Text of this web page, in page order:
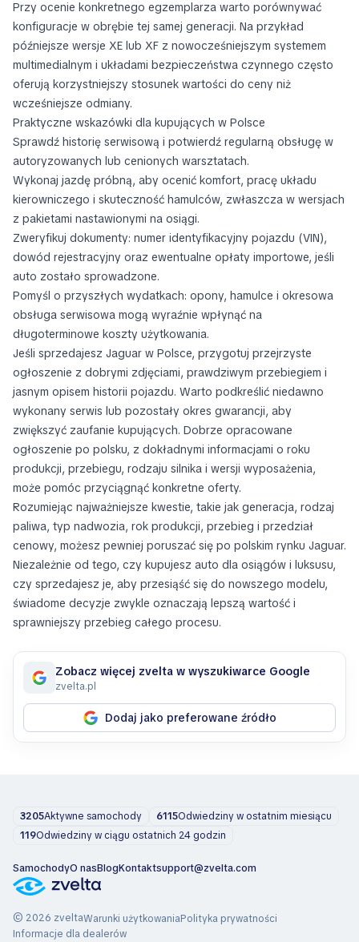
Przy ocenie konkretnego egzemplarza warto porównywać
konfiguracje w obrębie tej samej generacji. Na przykład
późniejsze wersje XE lub XF z nowocześniejszym systemem
multimedialnym i układami bezpieczeństwa czynnego często
oferują korzystniejszy stosunek wartości do ceny niż
wcześniejsze odmiany.
Praktyczne wskazówki dla kupujących w Polsce
Sprawdź historię serwisową i potwierdź regularną obsługę w
autoryzowanych lub cenionych warsztatach.
Wykonaj jazdę próbną, aby ocenić komfort, pracę układu
kierowniczego i skuteczność hamulców, zwłaszcza w wersjach
z pakietami nastawionymi na osiągi.
Zweryfikuj dokumenty: numer identyfikacyjny pojazdu (VIN),
dowód rejestracyjny oraz ewentualne opłaty importowe, jeśli
auto zostało sprowadzone.
Pomyśl o przyszłych wydatkach: opony, hamulce i okresowa
obsługa serwisowa mogą wyraźnie wpłynąć na
długoterminowe koszty użytkowania.
Jeśli sprzedajesz Jaguar w Polsce, przygotuj przejrzyste
ogłoszenie z dobrymi zdjęciami, prawdziwym przebiegiem i
jasnym opisem historii pojazdu. Warto podkreślić niedawno
wykonany serwis lub pozostały okres gwarancji, aby
zwiększyć zaufanie kupujących. Dobrze opracowane
ogłoszenie po polsku, z dokładnymi informacjami o roku
produkcji, przebiegu, rodzaju silnika i wersji wyposażenia,
może pomóc przyciągnąć konkretne oferty.
Rozumiejąc najważniejsze kwestie, takie jak generacja, rodzaj
paliwa, typ nadwozia, rok produkcji, przebieg i przedział
cenowy, możesz pewniej poruszać się po polskim rynku Jaguar.
Niezależnie od tego, czy kupujesz auto dla osiągów i luksusu,
czy sprzedajesz je, aby przesiąść się do nowszego modelu,
świadome decyzje zwykle oznaczają lepszą wartość i
sprawniejszy przebieg całego procesu.
Zobacz więcej zvelta w wyszukiwarce Google
zvelta.pl
Dodaj jako preferowane źródło
3205Aktywne samochody 6115Odwiedziny w ostatnim miesiącu
119Odwiedziny w ciągu ostatnich 24 godzin
SamochodyO nasBlogKontaktsupport@zvelta.com
© 2026 zveltaWarunki użytkowaniaPolityka prywatności
Informacje dla dealerów